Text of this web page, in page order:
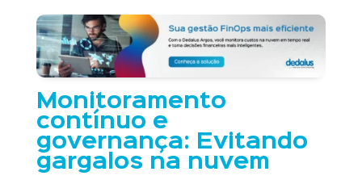
Monitoramento
contínuo e
governança: Evitando
gargalos na nuvem